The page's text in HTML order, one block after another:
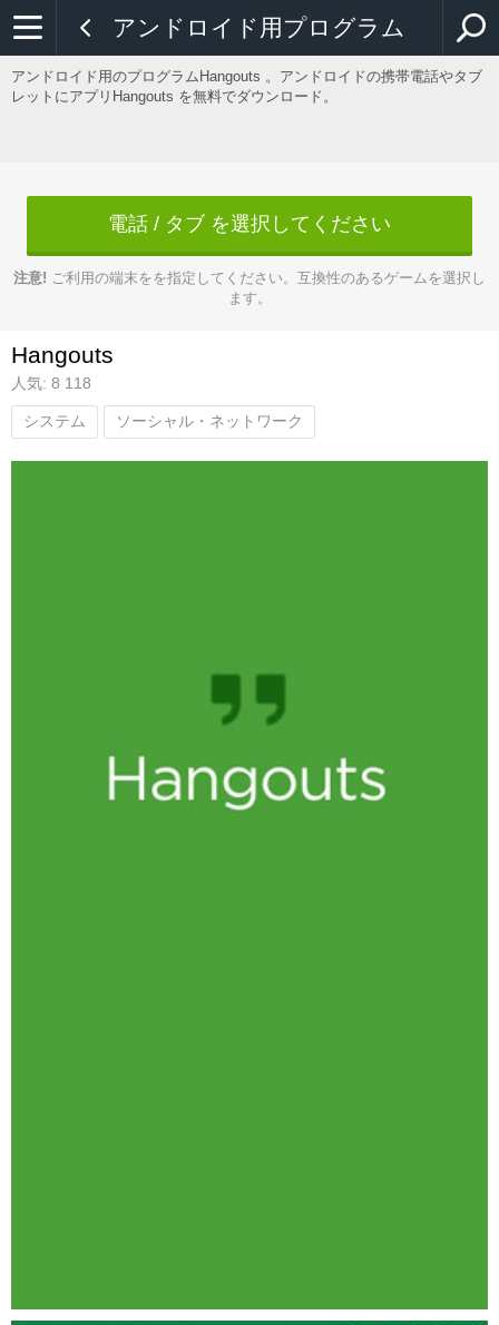
アンドロイド用プログラム
アンドロイド用のプログラムHangouts 。アンドロイドの携帯電話やタブ
レットにアプリHangouts を無料でダウンロード。
電話 / タブ を選択してください
注意! ご利用の端末をを指定してください。互換性のあるゲームを選択し
ます。
Hangouts
人気: 8 118
システム ソーシャル・ネットワーク